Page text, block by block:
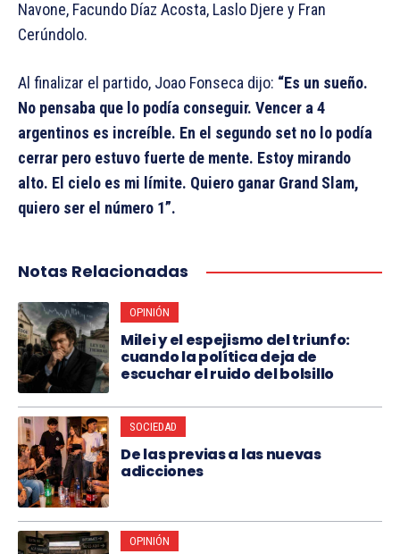
Navone, Facundo Díaz Acosta, Laslo Djere y Fran
Cerúndolo.
Al finalizar el partido, Joao Fonseca dijo: “Es un sueño.
No pensaba que lo podía conseguir. Vencer a 4
argentinos es increíble. En el segundo set no lo podía
cerrar pero estuvo fuerte de mente. Estoy mirando
alto. El cielo es mi límite. Quiero ganar Grand Slam,
quiero ser el número 1”.
Notas Relacionadas
OPINIÓN
Milei y el espejismo del triunfo:
cuando la política deja de
escuchar el ruido del bolsillo
SOCIEDAD
De las previas a las nuevas
adicciones
OPINIÓN